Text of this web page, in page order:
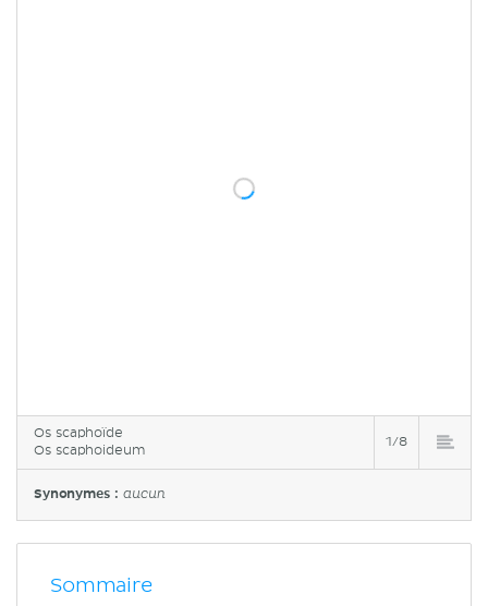
Os scaphoïde
Os scaphoideum
1/8
Synonymes :aucun
Sommaire